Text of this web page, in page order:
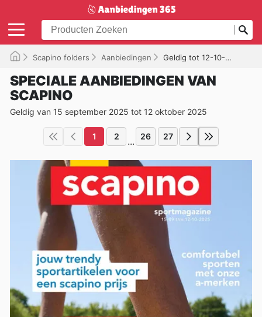
Scapino folders Aanbiedingen Geldig tot 12-10-2025
SPECIALE AANBIEDINGEN VAN
SCAPINO
Geldig van 15 september 2025 tot 12 oktober 2025
1 2 ... 26 27